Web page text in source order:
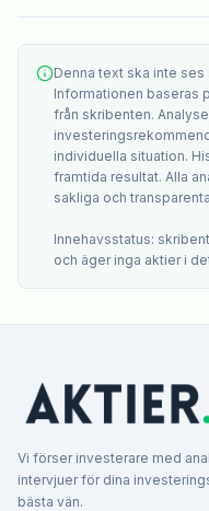
Denna text ska inte
Informationen baseras
från skribenten.
individuella situation.
framtida resultat. Alla
sakliga och
Innehavsstatus:
och äger inga aktier i
Vi förser investerare med
intervjuer för dina
bästa vän.